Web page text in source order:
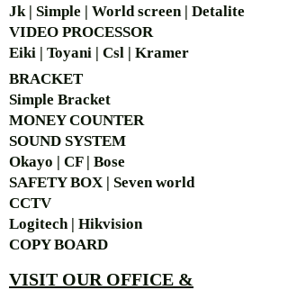
Jk | Simple | World screen | Detalite
VIDEO PROCESSOR
Eiki | Toyani | Csl | Kramer
BRACKET
Simple Bracket
MONEY COUNTER
SOUND SYSTEM
Okayo | CF | Bose
SAFETY BOX | Seven world
CCTV
Logitech | Hikvision
COPY BOARD
VISIT OUR OFFICE &